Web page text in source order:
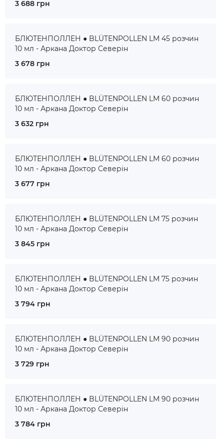
3 688 грн
БЛЮТЕНПОЛЛЕН ● BLÜTENPOLLEN LM 45 розчин
10 мл - Аркана Доктор Северін
3 678 грн
БЛЮТЕНПОЛЛЕН ● BLÜTENPOLLEN LM 60 розчин
10 мл - Аркана Доктор Северін
3 632 грн
БЛЮТЕНПОЛЛЕН ● BLÜTENPOLLEN LM 60 розчин
10 мл - Аркана Доктор Северін
3 677 грн
БЛЮТЕНПОЛЛЕН ● BLÜTENPOLLEN LM 75 розчин
10 мл - Аркана Доктор Северін
3 845 грн
БЛЮТЕНПОЛЛЕН ● BLÜTENPOLLEN LM 75 розчин
10 мл - Аркана Доктор Северін
3 794 грн
БЛЮТЕНПОЛЛЕН ● BLÜTENPOLLEN LM 90 розчин
10 мл - Аркана Доктор Северін
3 729 грн
БЛЮТЕНПОЛЛЕН ● BLÜTENPOLLEN LM 90 розчин
10 мл - Аркана Доктор Северін
3 784 грн